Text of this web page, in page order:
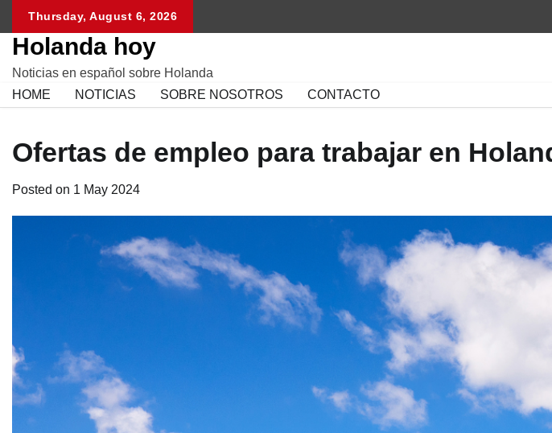
content
Thursday, August 6, 2026
Holanda hoy
Noticias en español sobre Holanda
HOME
NOTICIAS SOBRE NOSOTROS CONTACTO
Ofertas de empleo para trabajar en
Posted on 1 May 2024